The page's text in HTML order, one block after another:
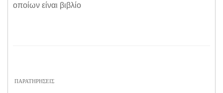
οποίων είναι βιβλίο
ΠΑΡΑΤΗΡΗΣΕΙΣ